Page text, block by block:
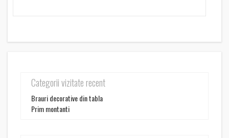
Categorii vizitate recent
Brauri decorative din tabla
Prim montanti